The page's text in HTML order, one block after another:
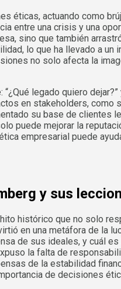
éticas, actuando como
entre una crisis y una
sino que también
lo que ha llevado a
no solo afecta la
legado quiero
en stakeholders, como
su base de clientes
puede mejorar la
empresarial puede
y sus
histórico que no solo
en una metáfora de la
de sus ideales, y cuál
la falta de
de la estabilidad
de decisiones